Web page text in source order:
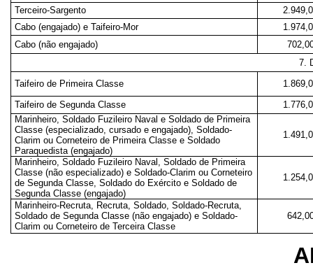
Terceiro-Sargento
Cabo (engajado) e Taifeiro-Mor
Cabo (não engajado)
7.
Taifeiro de Primeira Classe
Taifeiro de Segunda Classe
Marinheiro, Soldado Fuzileiro Naval e Soldado de Primeira
Classe (especializado, cursado e engajado), Soldado-
Clarim ou Corneteiro de Primeira Classe e Soldado
Paraquedista (engajado)
Marinheiro, Soldado Fuzileiro Naval, Soldado de Primeira
Classe (não especializado) e Soldado-Clarim ou Corneteiro
de Segunda Classe, Soldado do Exército e Soldado de
Segunda Classe (engajado)
Marinheiro-Recruta, Recruta, Soldado, Soldado-Recruta,
Soldado de Segunda Classe (não engajado) e Soldado-
Clarim ou Corneteiro de Terceira Classe